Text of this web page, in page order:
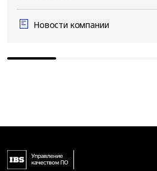
Новости компании